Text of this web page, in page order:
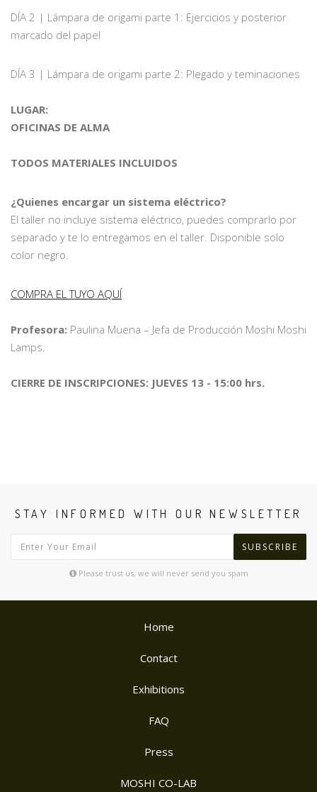
DÍA 2 | Lámpara de origami parte 1: Ejercicios y posterior
marcado del papel
DÍA 3 | Lámpara de origami parte 2: Plegado y teminaciones
LUGAR:
OFICINAS DE ALMA
TODOS MATERIALES INCLUIDOS
¿Quienes encargar un sistema eléctrico?
El taller no incluye sistema eléctrico, puedes comprarlo por
separado y te lo entregamos en el taller. Disponible solo
color negro.
COMPRA EL TUYO AQUÍ
Profesora: Paulina Muena – Jefa de Producción Moshi Moshi
Lamps.
CIERRE DE INSCRIPCIONES: JUEVES 13 - 15:00 hrs.
STAY INFORMED WITH OUR NEWSLETTER
SUBSCRIBE
Please trust us, we will never send you spam
Home
Contact
Exhibitions
FAQ
Press
MOSHI CO-LAB